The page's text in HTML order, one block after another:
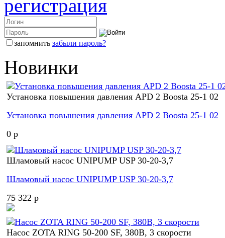
регистрация
запомнить забыли пароль?
Новинки
Установка повышения давления APD 2 Boosta 25-1 02
Установка повышения давления APD 2 Boosta 25-1 02
0 p
Шламовый насос UNIPUMP USP 30-20-3,7
Шламовый насос UNIPUMP USP 30-20-3,7
75 322 p
Насос ZOTA RING 50-200 SF, 380В, 3 скорости